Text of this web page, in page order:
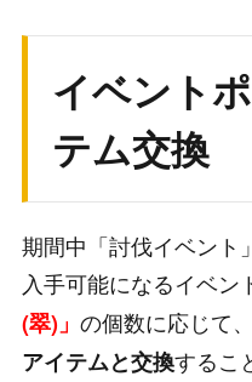
イベント
テム交換
期間中「討伐イベント
入手可能になるイベン
(翠)」 の個数に応じて、
アイテムと交換するこ